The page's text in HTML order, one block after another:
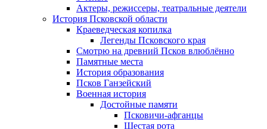
Актеры, режиссеры, театральные деятели
История Псковской области
Краеведческая копилка
Легенды Псковского края
Смотрю на древний Псков влюблённо
Памятные места
История образования
Псков Ганзейский
Военная история
Достойные памяти
Псковичи-афганцы
Шестая рота